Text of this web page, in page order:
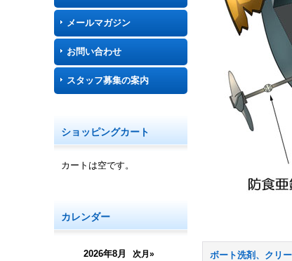
メールマガジン
お問い合わせ
スタッフ募集の案内
ショッピングカート
カートは空です。
カレンダー
2026年8月 次月»